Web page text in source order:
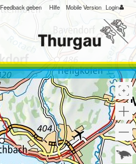
Feedback geben Hilfe Mobile Version Login